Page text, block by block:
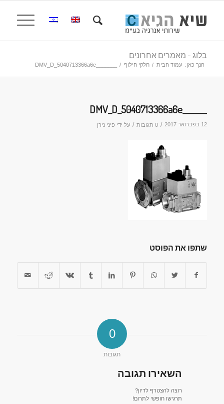
בלוג - מאמרים אחרונים
הנך כאן: עמוד הבית / חלקי חילוף /
12 בפברואר 2017 / 0 תגובות / על ידי פיני נירן
שתפו את הפוסט
0
תגובות
השאירו תגובה
רוצה להצטרף לדיון?
תרגישו חופשי לתרום!